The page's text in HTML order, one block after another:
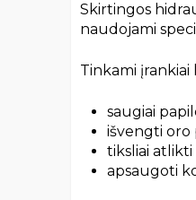
Skirtingos
naudojami
Tinkami įrankiai
saugiai
išvengti oro
tiksliai
apsaugoti